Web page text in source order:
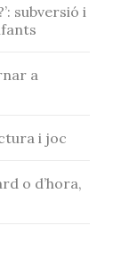
subversió i
a
i joc
o d’hora,